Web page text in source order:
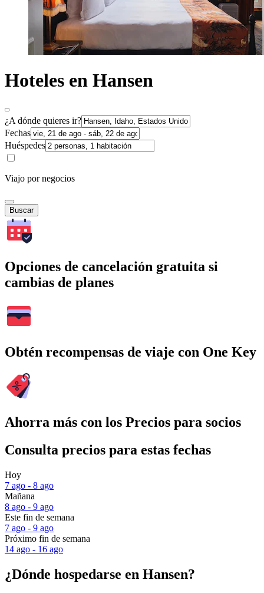
Hoteles en Hansen
¿A dónde quieres ir?
Fechas
Huéspedes
Viajo por negocios
Buscar
Opciones de cancelación gratuita si
cambias de planes
Obtén recompensas de viaje con One Key
Ahorra más con los Precios para socios
Consulta precios para estas fechas
Hoy
7 ago - 8 ago
Mañana
8 ago - 9 ago
Este fin de semana
7 ago - 9 ago
Próximo fin de semana
14 ago - 16 ago
¿Dónde hospedarse en Hansen?